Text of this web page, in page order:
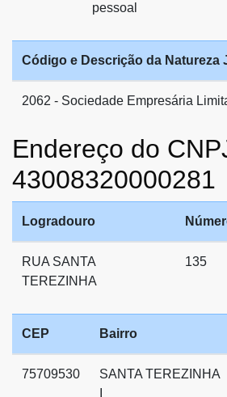
pessoal
Código e Descrição da Natureza
2062 - Sociedade Empresária
Endereço do
43008320000281
Logradouro
RUA SANTA
TEREZINHA
135
CEP Bairro
75709530
SANTA TEREZINHA